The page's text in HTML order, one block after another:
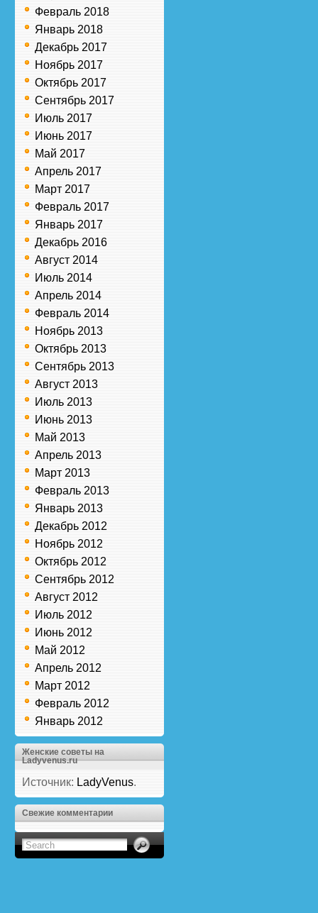
Февраль 2018
Январь 2018
Декабрь 2017
Ноябрь 2017
Октябрь 2017
Сентябрь 2017
Июль 2017
Июнь 2017
Май 2017
Апрель 2017
Март 2017
Февраль 2017
Январь 2017
Декабрь 2016
Август 2014
Июль 2014
Апрель 2014
Февраль 2014
Ноябрь 2013
Октябрь 2013
Сентябрь 2013
Август 2013
Июль 2013
Июнь 2013
Май 2013
Апрель 2013
Март 2013
Февраль 2013
Январь 2013
Декабрь 2012
Ноябрь 2012
Октябрь 2012
Сентябрь 2012
Август 2012
Июль 2012
Июнь 2012
Май 2012
Апрель 2012
Март 2012
Февраль 2012
Январь 2012
Женские советы на
Ladyvenus.ru
Источник: LadyVenus.
Свежие комментарии